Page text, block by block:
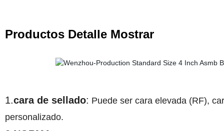
Productos Detalle Mostrar
1.cara de sellado: Puede ser cara elevada (RF),
personalizado.